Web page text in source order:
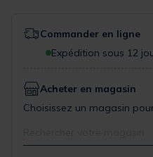
Commander en ligne
Expédition sous 12
Acheter en magasin
Choisissez un magasin